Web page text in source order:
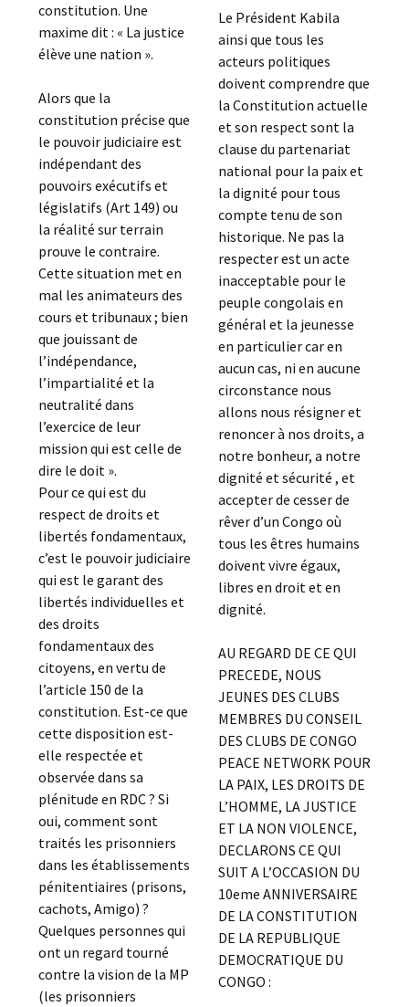
constitution. Une
maxime dit : « La justice
élève une nation ».
Alors que la
constitution précise que
le pouvoir judiciaire est
indépendant des
pouvoirs exécutifs et
législatifs (Art 149) ou
la réalité sur terrain
prouve le contraire.
Cette situation met en
mal les animateurs des
cours et tribunaux ; bien
que jouissant de
l’indépendance,
l’impartialité et la
neutralité dans
l’exercice de leur
mission qui est celle de
dire le doit ».
Pour ce qui est du
respect de droits et
libertés fondamentaux,
c’est le pouvoir judiciaire
qui est le garant des
libertés individuelles et
des droits
fondamentaux des
citoyens, en vertu de
l’article 150 de la
constitution. Est-ce que
cette disposition est-
elle respectée et
observée dans sa
plénitude en RDC ? Si
oui, comment sont
traités les prisonniers
dans les établissements
pénitentiaires (prisons,
cachots, Amigo) ?
Quelques personnes qui
ont un regard tourné
contre la vision de la MP
(les prisonniers
Le Président Kabila
ainsi que tous les
acteurs politiques
doivent comprendre que
la Constitution actuelle
et son respect sont la
clause du partenariat
national pour la paix et
la dignité pour tous
compte tenu de son
historique. Ne pas la
respecter est un acte
inacceptable pour le
peuple congolais en
général et la jeunesse
en particulier car en
aucun cas, ni en aucune
circonstance nous
allons nous résigner et
renoncer à nos droits, a
notre bonheur, a notre
dignité et sécurité , et
accepter de cesser de
rêver d’un Congo où
tous les êtres humains
doivent vivre égaux,
libres en droit et en
dignité.
AU REGARD DE CE QUI
PRECEDE, NOUS
JEUNES DES CLUBS
MEMBRES DU CONSEIL
DES CLUBS DE CONGO
PEACE NETWORK POUR
LA PAIX, LES DROITS DE
L’HOMME, LA JUSTICE
ET LA NON VIOLENCE,
DECLARONS CE QUI
SUIT A L’OCCASION DU
10eme ANNIVERSAIRE
DE LA CONSTITUTION
DE LA REPUBLIQUE
DEMOCRATIQUE DU
CONGO :